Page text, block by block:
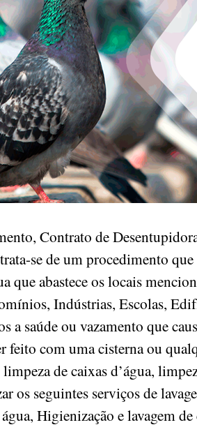
Contrato de
se de um procedimento
que abastece os locais
Indústrias, Escolas,
a saúde ou vazamento que
feito com uma cisterna ou
de caixas d’água,
os seguintes serviços de
Higienização e lavagem